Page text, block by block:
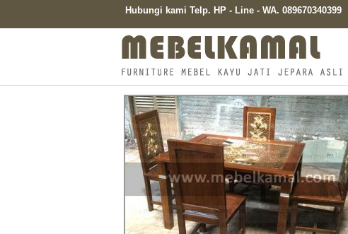
Hubungi kami Telp. HP - Line - WA. 089670340399